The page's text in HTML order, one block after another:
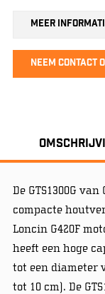
Meer
Neem contact
De GTS1300G
compacte
Loncin G420F
heeft een hoge
tot een diameter
tot 10 cm). De